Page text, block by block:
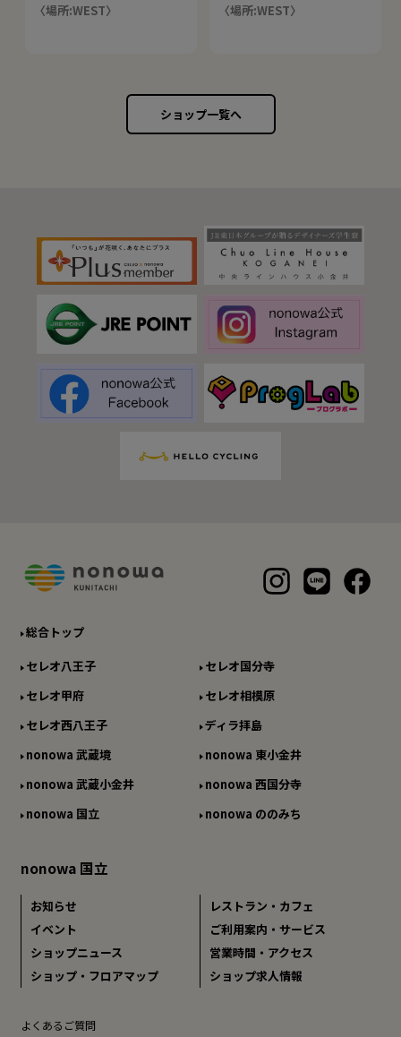
〈場所:WEST〉 〈場所:WEST〉
ショップ一覧へ
総合トップ
セレオ八王子
セレオ国分寺
セレオ甲府
セレオ相模原
セレオ西八王子
ディラ拝島
nonowa 武蔵境
nonowa 東小金井
nonowa 武蔵小金井
nonowa 西国分寺
nonowa 国立
nonowa ののみち
nonowa 国立
お知らせ
イベント
ショップニュース
ショップ・フロアマップ
レストラン・カフェ
ご利用案内・サービス
営業時間・アクセス
ショップ求人情報
よくあるご質問